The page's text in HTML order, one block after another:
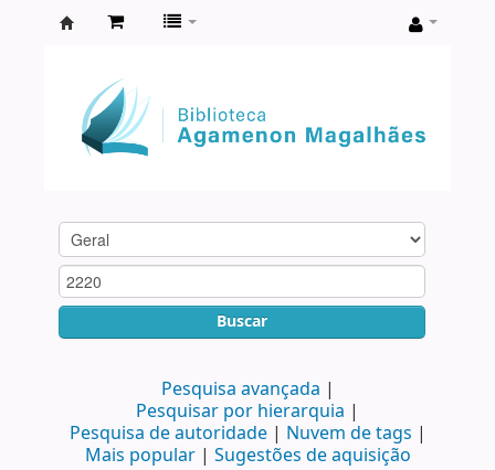
Agamenon
Magalhães
Buscar
Pesquisa avançada
Pesquisar por hierarquia
Pesquisa de autoridade
Nuvem de tags
Mais popular
Sugestões de aquisição